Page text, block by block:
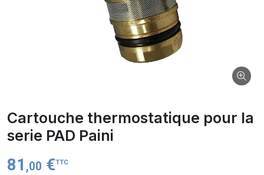
Cartouche thermostatique pour la
serie PAD Paini
81 ,00 €TTC